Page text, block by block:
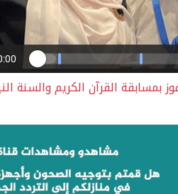
القرآن الكريم والسنة